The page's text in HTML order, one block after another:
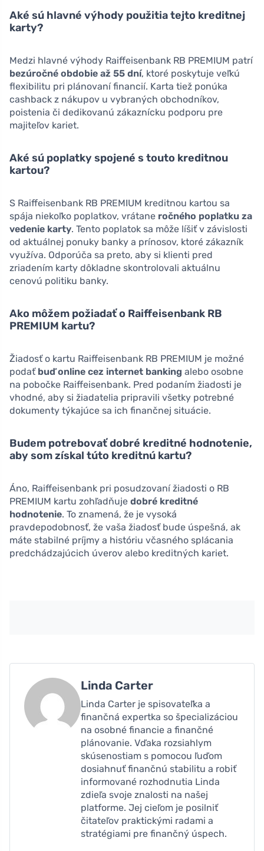
Aké sú hlavné výhody použitia tejto kreditnej
karty?
Medzi hlavné výhody Raiffeisenbank RB PREMIUM patrí
bezúročné obdobie až 55 dní, ktoré poskytuje veľkú
flexibilitu pri plánovaní financií. Karta tiež ponúka
cashback z nákupov u vybraných obchodníkov,
poistenia či dedikovanú zákaznícku podporu pre
majiteľov kariet.
Aké sú poplatky spojené s touto kreditnou
kartou?
S Raiffeisenbank RB PREMIUM kreditnou kartou sa
spája niekoľko poplatkov, vrátane ročného poplatku za
vedenie karty. Tento poplatok sa môže líšiť v závislosti
od aktuálnej ponuky banky a prínosov, ktoré zákazník
využíva. Odporúča sa preto, aby si klienti pred
zriadením karty dôkladne skontrolovali aktuálnu
cenovú politiku banky.
Ako môžem požiadať o Raiffeisenbank RB
PREMIUM kartu?
Žiadosť o kartu Raiffeisenbank RB PREMIUM je možné
podať buď online cez internet banking alebo osobne
na pobočke Raiffeisenbank. Pred podaním žiadosti je
vhodné, aby si žiadatelia pripravili všetky potrebné
dokumenty týkajúce sa ich finančnej situácie.
Budem potrebovať dobré kreditné hodnotenie,
aby som získal túto kreditnú kartu?
Áno, Raiffeisenbank pri posudzovaní žiadosti o RB
PREMIUM kartu zohľadňuje dobré kreditné
hodnotenie. To znamená, že je vysoká
pravdepodobnosť, že vaša žiadosť bude úspešná, ak
máte stabilné príjmy a históriu včasného splácania
predchádzajúcich úverov alebo kreditných kariet.
Linda Carter
Linda Carter je spisovateľka a
finančná expertka so špecializáciou
na osobné financie a finančné
plánovanie. Vďaka rozsiahlym
skúsenostiam s pomocou ľuďom
dosiahnuť finančnú stabilitu a robiť
informované rozhodnutia Linda
zdieľa svoje znalosti na našej
platforme. Jej cieľom je posilniť
čitateľov praktickými radami a
stratégiami pre finančný úspech.